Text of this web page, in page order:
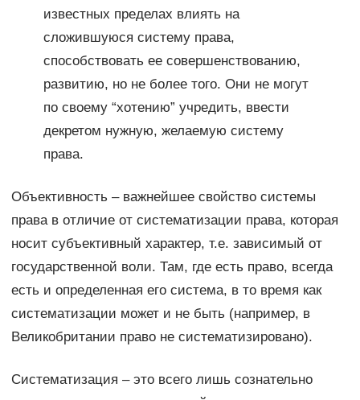
известных пределах влиять на
сложившуюся систему права,
способствовать ее совершенствованию,
развитию, но не более того. Они не могут
по своему “хотению” учредить, ввести
декретом нужную, желаемую систему
права.
Объективность – важнейшее свойство системы
права в отличие от систематизации права, которая
носит субъективный характер, т.е. зависимый от
государственной воли. Там, где есть право, всегда
есть и определенная его система, в то время как
систематизации может и не быть (например, в
Великобритании право не систематизировано).
Систематизация – это всего лишь сознательно